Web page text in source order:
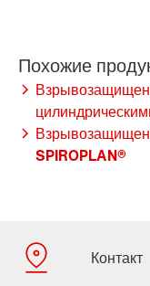
SPIROPLAN®